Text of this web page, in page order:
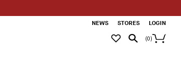
NEWS STORES LOGIN
(0)